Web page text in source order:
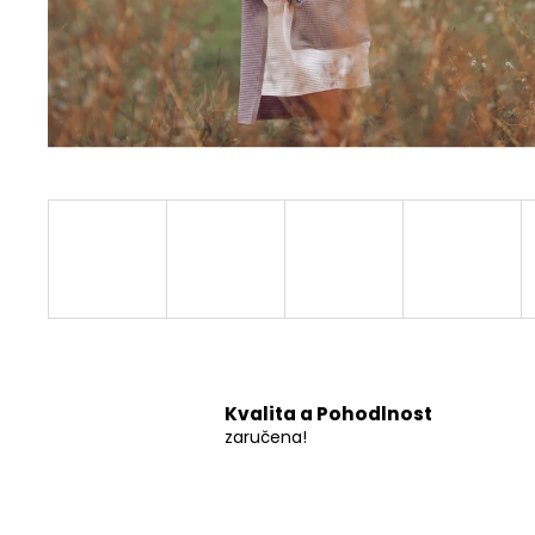
Kvalita a Pohodlnost
zaručena!
DÁMSKÉ DLOUHÉ LEGÍNY BESI
890 Kč